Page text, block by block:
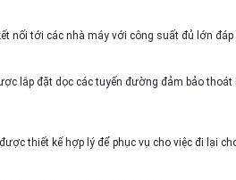
nối tới các nhà máy với công suất đủ lớn
lắp đặt dọc các tuyến đường đảm bảo thoát
thiết kế hợp lý để phục vụ cho việc đi lại